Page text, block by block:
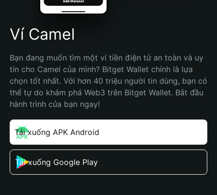
Español (Argentina)
Ví Camel
Bạn đang muốn tìm một ví tiền điện tử an toàn và uy
tín cho Camel của mình? Bitget Wallet chính là lựa
chọn tốt nhất. Với hơn 40 triệu người tin dùng, bạn có
thể tự do khám phá Web3 trên Bitget Wallet. Bắt đầu
hành trình của bạn ngay!
Tải xuống APK Android
Tải xuống Google Play